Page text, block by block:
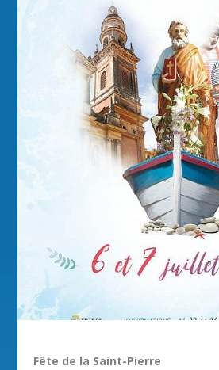
Fête de la Saint-Pierre